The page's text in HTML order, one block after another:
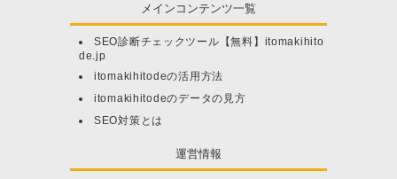
メインコンテンツ一覧
SEO診断チェックツール【無料】itomakihito
de.jp
itomakihitodeの活用方法
itomakihitodeのデータの見方
SEO対策とは
運営情報